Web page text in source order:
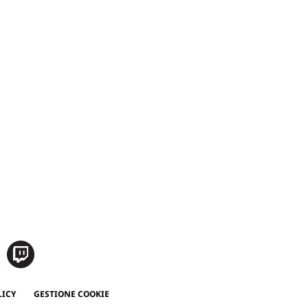
GESTIONE COOKIE